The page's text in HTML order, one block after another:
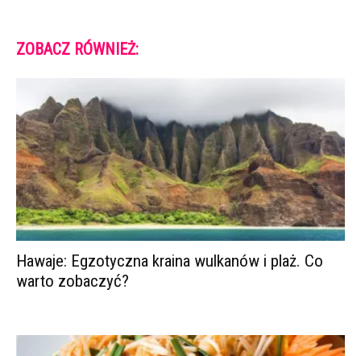
ZOBACZ RÓWNIEŻ:
Hawaje: Egzotyczna kraina wulkanów i plaż. Co
warto zobaczyć?